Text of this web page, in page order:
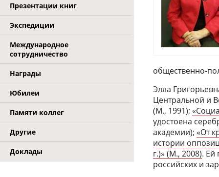
Презентации книг
Экспедиции
Международное
сотрудничество
Награды
Юбилеи
Памяти коллег
Другие
Доклады
общественно-
Элла
Центральной и
(М., 1991);
удостоена
академии); «От
истории
г.)» (М., 2008). Ей
российских и